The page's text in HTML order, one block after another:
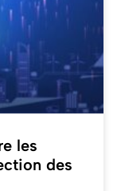
les
des